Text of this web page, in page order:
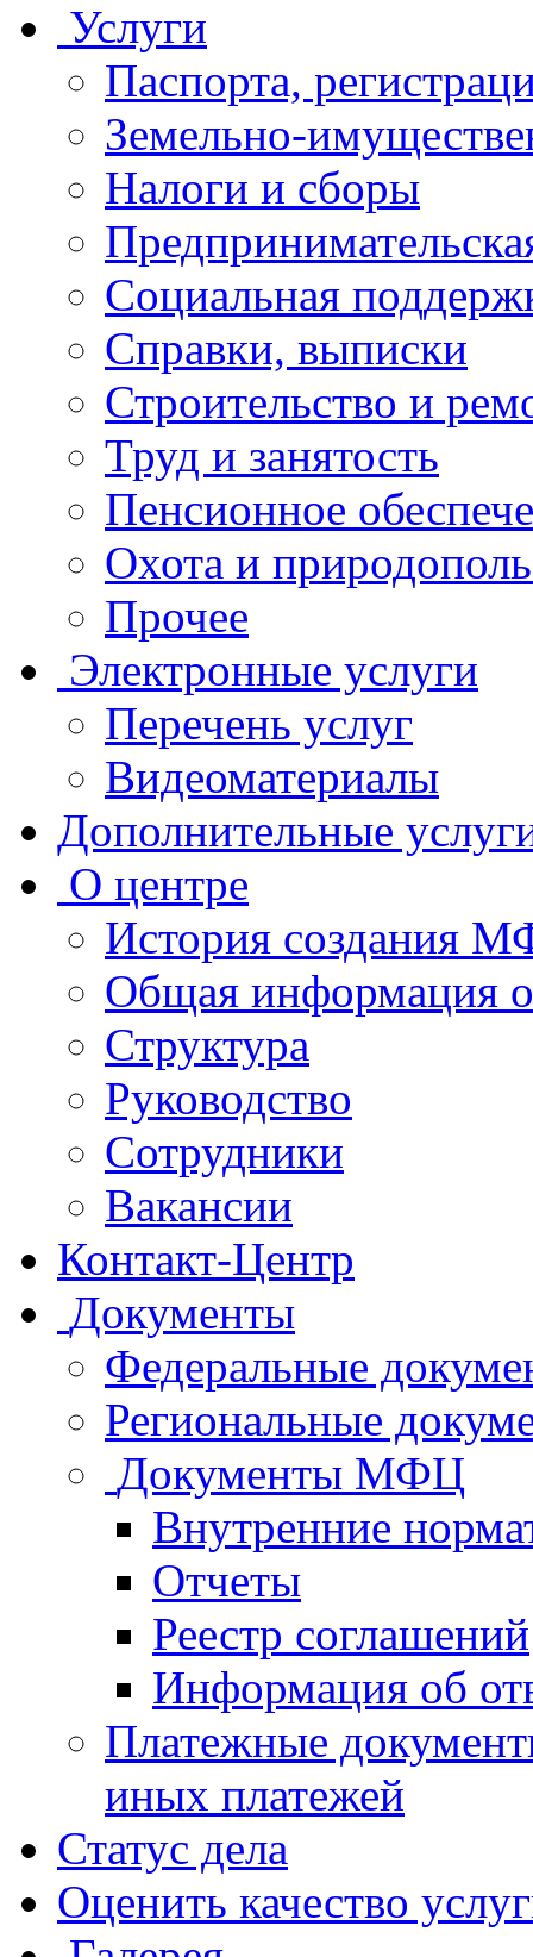
Услуги
Паспорта,
Земельно-
Налоги и сборы
Социальная
Справки, выписки
Строительство и
Труд и занятость
Пенсионное
Охота и
Прочее
Электронные услуги
Перечень услуг
Видеоматериалы
Дополнительные
О центре
История создания
Общая
Структура
Руководство
Сотрудники
Вакансии
Контакт-Центр
Документы
Федеральные
Региональные
Документы МФЦ
Внутренние
Отчеты
Реестр соглашений
Информация об
Платежные
иных платежей
Статус дела
Оценить качество